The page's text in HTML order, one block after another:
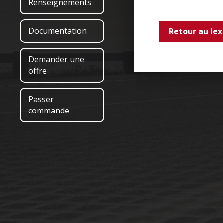
Renseignements
Documentation
Demander une
offre
Passer
commande
Retour au